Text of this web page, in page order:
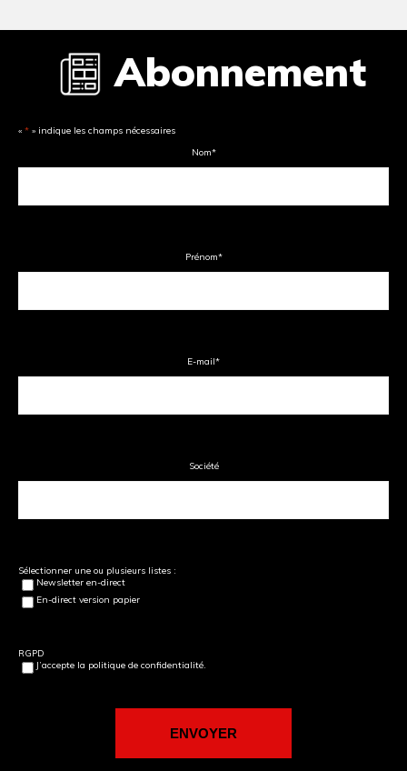
Abonnement
« * » indique les champs nécessaires
Nom*
Prénom*
E-mail*
Société
Sélectionner une ou plusieurs listes :
Newsletter en-direct
En-direct version papier
RGPD
J’accepte la politique de confidentialité.